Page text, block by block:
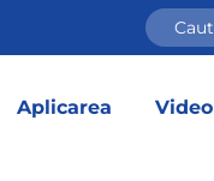
Aplicarea Video